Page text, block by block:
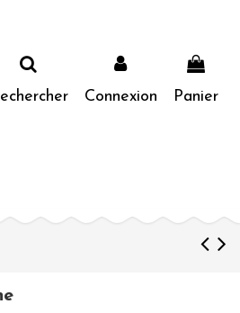
Connexion Panier